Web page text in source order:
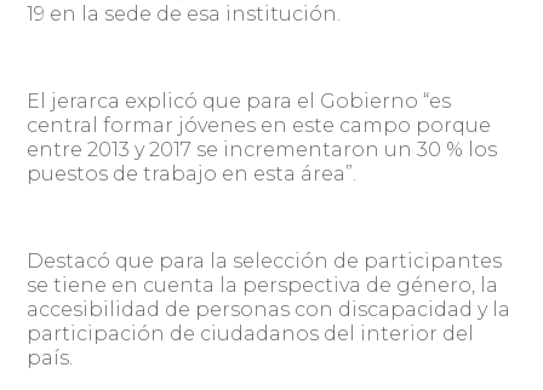
19 en la sede de esa institución.
El jerarca explicó que para el Gobierno “es
central formar jóvenes en este campo porque
entre 2013 y 2017 se incrementaron un 30 % los
puestos de trabajo en esta área”.
Destacó que para la selección de participantes
se tiene en cuenta la perspectiva de género, la
accesibilidad de personas con discapacidad y la
participación de ciudadanos del interior del
país.